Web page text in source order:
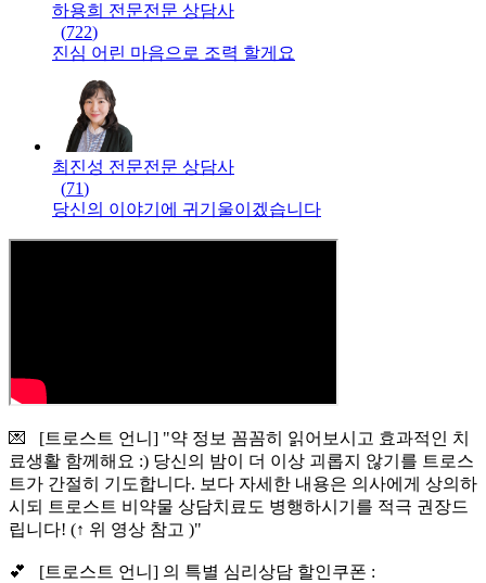
하용희 전문전문 상담사
(722)
진심 어린 마음으로 조력 할게요
최진성 전문전문 상담사
(71)
당신의 이야기에 귀기울이겠습니다
💌 [트로스트 언니] "약 정보 꼼꼼히 읽어보시고 효과적인 치
료생활 함께해요 :) 당신의 밤이 더 이상 괴롭지 않기를 트로스
트가 간절히 기도합니다. 보다 자세한 내용은 의사에게 상의하
시되 트로스트 비약물 상담치료도 병행하시기를 적극 권장드
립니다! (↑ 위 영상 참고 )"
💕 [트로스트 언니] 의 특별 심리상담 할인쿠폰 :